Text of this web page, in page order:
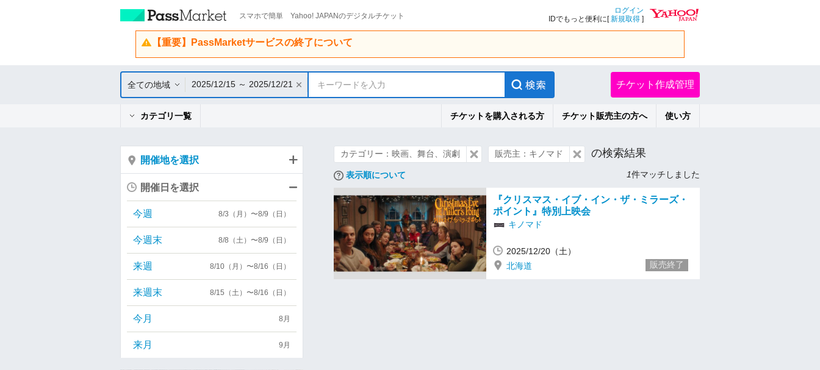
スマホで簡単 Yahoo! JAPANのデジタルチケット
ログイン
IDでもっと便利に[新規取得 ]
【重要】PassMarketサービスの終了について
全ての地域 2025/12/15 ～ 2025/12/21 キーワードを入力 チケット作成管理
カテゴリ一覧 チケットを購入される方 チケット販売主の方へ 使い方
カテゴリー：映画、舞台、演劇 販売主：キノマド の検索結果
表示順について 1件マッチしました
『クリスマス・イブ・イン・ザ・ミラーズ・
ポイント』特別上映会
キノマド
2025/12/20（土）
北海道
販売終了
開催地を選択
開催日を選択
今週 8/3（月）〜8/9（日）
今週末 8/8（土）〜8/9（日）
来週 8/10（月）〜8/16（日）
来週末 8/15（土）〜8/16（日）
今月 8月
来月 9月